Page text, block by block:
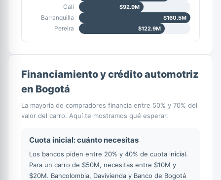
Cali $92.9M
Barranquilla $160.5M
Pereira $122.9M
Financiamiento y crédito automotriz
en Bogotá
La mayoría de compradores financia entre 50% y 70% del
valor del carro. Aquí te mostramos qué esperar.
Cuota inicial: cuánto necesitas
Los bancos piden entre 20% y 40% de cuota inicial.
Para un carro de $50M, necesitas entre $10M y
$20M. Bancolombia, Davivienda y Banco de Bogotá